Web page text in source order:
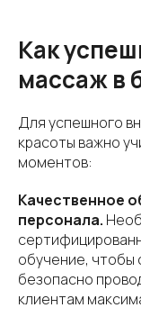
Как
массаж в
Для успешного
красоты важно
моментов:
Качественное
персонала.
обучение, чтобы
безопасно
клиентам